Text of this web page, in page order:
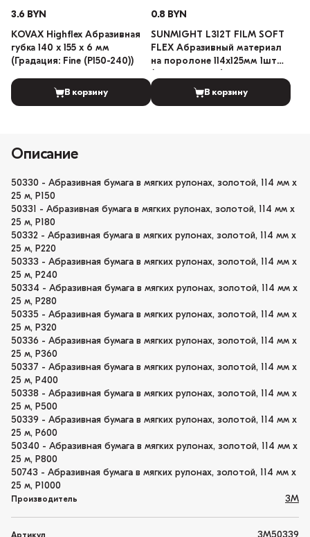
3.6 BYN
KOVAX Highflex Абразивная
губка 140 х 155 х 6 мм
(Градация: Fine (P150-240))
В корзину
0.8 BYN
SUNMIGHT L312T FILM SOFT
FLEX Абразивный материал
на поролоне 114х125мм 1шт
В корзину
Описание
50330 - Абразивная бумага в мягких рулонах, золотой, 114 мм х
25 м, Р150
50331 - Абразивная бумага в мягких рулонах, золотой, 114 мм х
25 м, Р180
50332 - Абразивная бумага в мягких рулонах, золотой, 114 мм х
25 м, Р220
50333 - Абразивная бумага в мягких рулонах, золотой, 114 мм х
25 м, Р240
50334 - Абразивная бумага в мягких рулонах, золотой, 114 мм х
25 м, Р280
50335 - Абразивная бумага в мягких рулонах, золотой, 114 мм х
25 м, Р320
50336 - Абразивная бумага в мягких рулонах, золотой, 114 мм х
25 м, Р360
50337 - Абразивная бумага в мягких рулонах, золотой, 114 мм х
25 м, Р400
50338 - Абразивная бумага в мягких рулонах, золотой, 114 мм х
25 м, Р500
50339 - Абразивная бумага в мягких рулонах, золотой, 114 мм х
25 м, Р600
50340 - Абразивная бумага в мягких рулонах, золотой, 114 мм х
25 м, Р800
50743 - Абразивная бумага в мягких рулонах, золотой, 114 мм х
25 м, Р1000
Производитель 3M